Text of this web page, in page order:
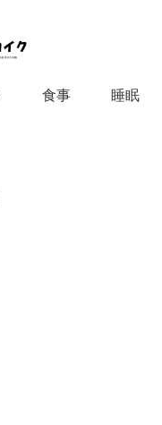
食事 睡眠